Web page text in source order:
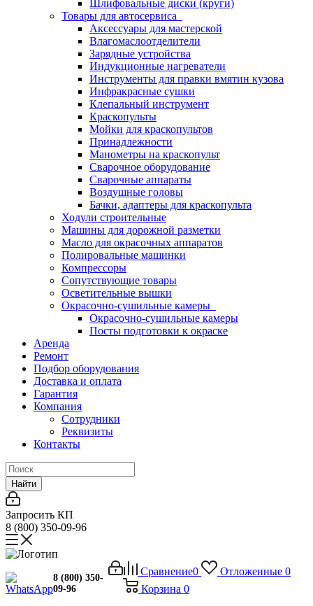
Шлифовальные диски (круги)
Товары для автосервиса
Аксессуары для мастерской
Влагомаслоотделители
Зарядные устройства
Индукционные нагреватели
Инструменты для правки вмятин кузова
Инфракрасные сушки
Клепальный инструмент
Краскопульты
Мойки для краскопультов
Принадлежности
Манометры на краскопульт
Сварочное оборудование
Сварочные аппараты
Воздушные головы
Бачки, адаптеры для краскопульта
Ходули строительные
Машины для дорожной разметки
Масло для окрасочных аппаратов
Полировальные машинки
Компрессоры
Сопутствующие товары
Осветительные вышки
Окрасочно-сушильные камеры
Окрасочно-сушильные камеры
Посты подготовки к окраске
Аренда
Ремонт
Подбор оборудования
Доставка и оплата
Гарантия
Компания
Сотрудники
Реквизиты
Контакты
Найти
Запросить КП
8 (800) 350-09-96
Сравнение0 Отложенные 0
Корзина 0
8 (800) 350-
09-96